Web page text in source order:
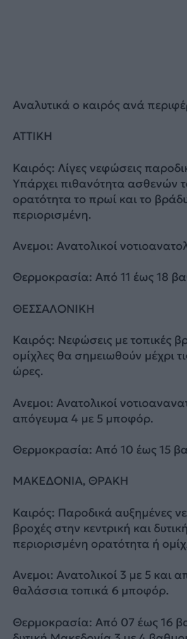
Αναλυτικά ο καιρός ανά
ΑΤΤΙΚΗ
Καιρός: Λίγες νεφώσεις
Υπάρχει πιθανότητα ασθενών
oρατότητα το πρωί και το
περιορισμένη.
Ανεμοι: Ανατολικοί
Θερμοκρασία: Από 11 έως 18
ΘΕΣΣΑΛΟΝΙΚΗ
Καιρός: Νεφώσεις με τοπικές
ομίχλες θα σημειωθούν μέχρι
ώρες.
Ανεμοι: Ανατολικοί
απόγευμα 4 με 5 μποφόρ.
Θερμοκρασία: Από 10 έως 15
ΜΑΚΕΔΟΝΙΑ, ΘΡΑΚΗ
Καιρός: Παροδικά αυξημένες
βροχές στην κεντρική και
περιορισμένη ορατότητα ή
Ανεμοι: Ανατολικοί 3 με 5 και
θαλάσσια τοπικά 6 μποφόρ.
Θερμοκρασία: Από 07 έως 16